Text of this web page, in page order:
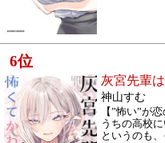
6位
灰宮先輩
神山すむ
【”怖い”が
うちの高校
というのも